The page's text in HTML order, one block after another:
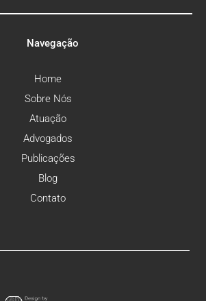
Navegação
Home
Sobre Nós
Atuação
Advogados
Publicações
Blog
Contato